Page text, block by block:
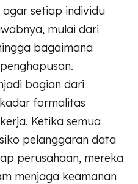
setiap individu
mulai dari
bagaimana
bagian dari
formalitas
Ketika semua
pelanggaran data
perusahaan, mereka
menjaga keamanan